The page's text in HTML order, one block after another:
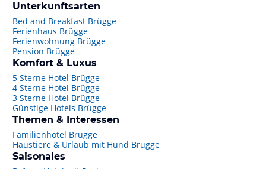
Unterkunftsarten
Bed and Breakfast Brügge
Ferienhaus Brügge
Ferienwohnung Brügge
Pension Brügge
Komfort & Luxus
5 Sterne Hotel Brügge
4 Sterne Hotel Brügge
3 Sterne Hotel Brügge
Günstige Hotels Brügge
Themen & Interessen
Familienhotel Brügge
Haustiere & Urlaub mit Hund Brügge
Saisonales